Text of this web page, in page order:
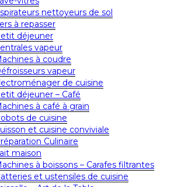
nettoyeurs de sol
à repasser
déjeuner
vapeur
à coudre
vapeur
de cuisine
déjeuner – Café
à café à grain
de cuisine
et cuisine conviviale
Culinaire
maison
à boissons – Carafes filtrantes
et ustensiles de cuisine